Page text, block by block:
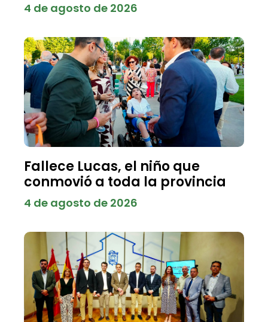
4 de agosto de 2026
Fallece Lucas, el niño que
conmovió a toda la provincia
4 de agosto de 2026